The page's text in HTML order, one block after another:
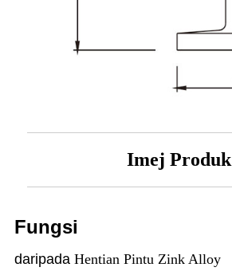
Imej Produk
Fungsi
daripada Hentian Pintu Zink Alloy